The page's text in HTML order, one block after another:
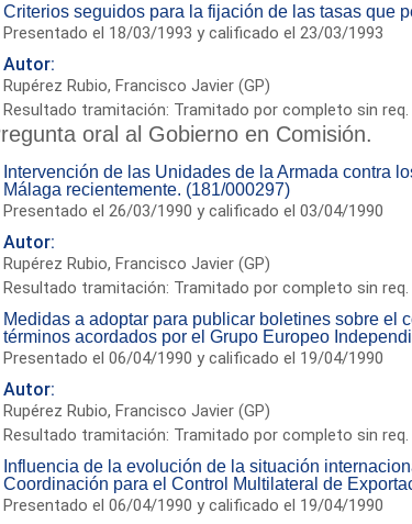
Criterios seguidos para la fijación de las tasas que
Presentado el 18/03/1993 y calificado el 23/03/1993
Autor:
Rupérez Rubio, Francisco Javier (GP)
Resultado tramitación: Tramitado por completo sin
oral al Gobierno en Comisión.
Intervención de las Unidades de la Armada contra
Málaga recientemente. (181/000297)
Presentado el 26/03/1990 y calificado el 03/04/1990
Autor:
Rupérez Rubio, Francisco Javier (GP)
Resultado tramitación: Tramitado por completo sin
Medidas a adoptar para publicar boletines sobre el
términos acordados por el Grupo Europeo
Presentado el 06/04/1990 y calificado el 19/04/1990
Autor:
Rupérez Rubio, Francisco Javier (GP)
Resultado tramitación: Tramitado por completo sin
Influencia de la evolución de la situación
Coordinación para el Control Multilateral de
Presentado el 06/04/1990 y calificado el 19/04/1990